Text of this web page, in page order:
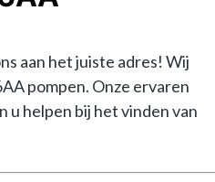
aan het juiste adres! Wij
pompen. Onze ervaren
u helpen bij het vinden van